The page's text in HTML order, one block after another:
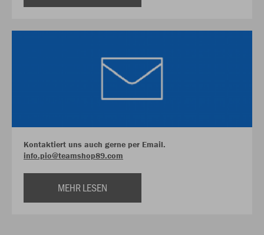
Kontaktiert uns auch gerne per Email.
info.pio@teamshop89.com
MEHR LESEN